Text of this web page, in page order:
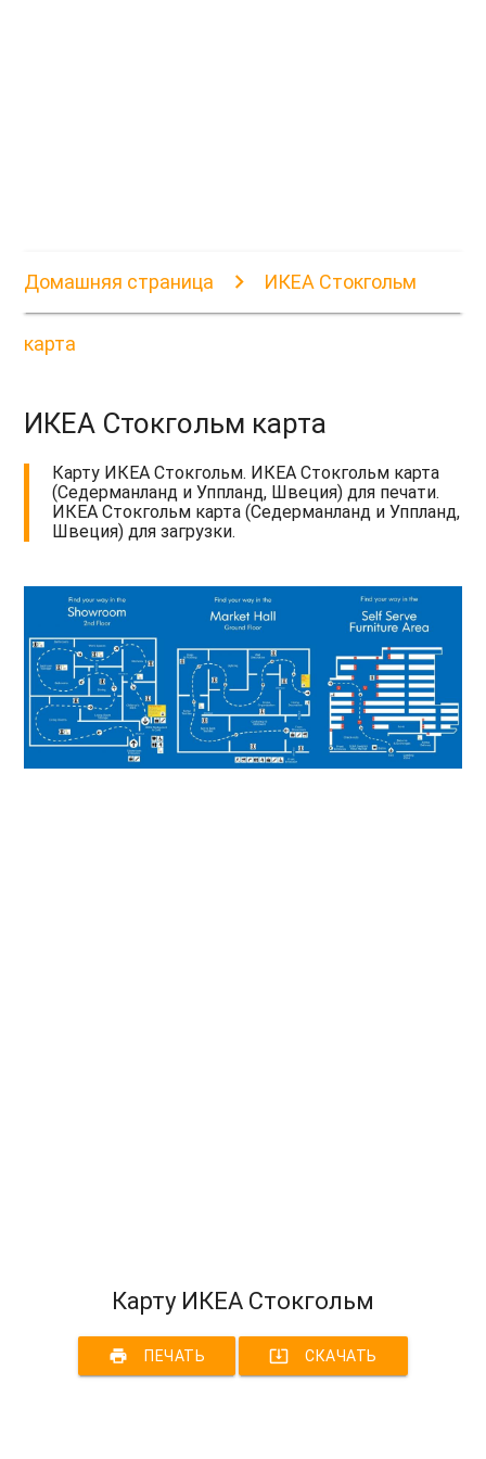
Домашняя страница ИКЕА Стокгольм
карта
ИКЕА Стокгольм карта
Карту ИКЕА Стокгольм. ИКЕА Стокгольм карта
(Седерманланд и Уппланд, Швеция) для печати.
ИКЕА Стокгольм карта (Седерманланд и Уппланд,
Швеция) для загрузки.
Карту ИКЕА Стокгольм
print ПЕЧАТЬ system_update_alt СКАЧАТЬ